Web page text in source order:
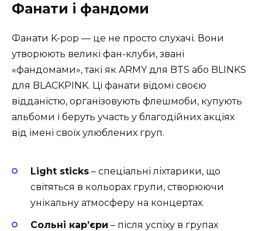
Фанати і фандоми
Фанати K-pop — це не просто слухачі. Вони
утворюють великі фан-клуби, звані
«фандомами», такі як ARMY для BTS або BLINKS
для BLACKPINK. Ці фанати відомі своєю
відданістю, організовують флешмоби, купують
альбоми і беруть участь у благодійних акціях
від імені своїх улюблених груп.
Light sticks – спеціальні ліхтарики, що
світяться в кольорах групи, створюючи
унікальну атмосферу на концертах.
Сольні кар’єри – після успіху в групах